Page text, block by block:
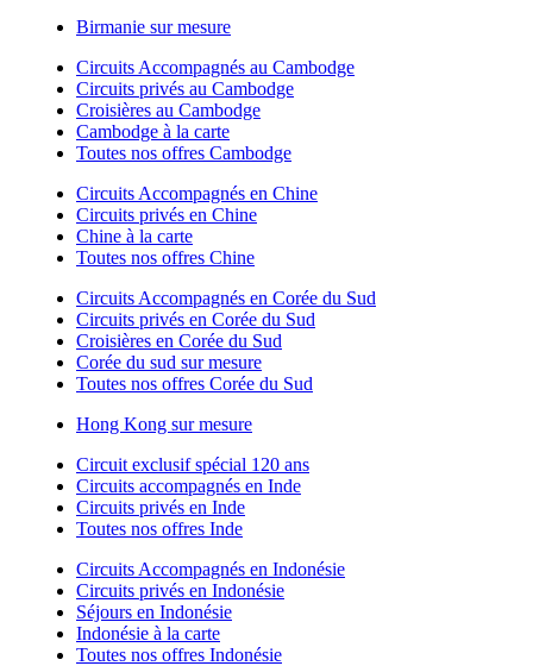
Birmanie sur mesure
Circuits Accompagnés au Cambodge
Circuits privés au Cambodge
Croisières au Cambodge
Cambodge à la carte
Toutes nos offres Cambodge
Circuits Accompagnés en Chine
Circuits privés en Chine
Chine à la carte
Toutes nos offres Chine
Circuits Accompagnés en Corée du Sud
Circuits privés en Corée du Sud
Croisières en Corée du Sud
Corée du sud sur mesure
Toutes nos offres Corée du Sud
Hong Kong sur mesure
Circuit exclusif spécial 120 ans
Circuits accompagnés en Inde
Circuits privés en Inde
Toutes nos offres Inde
Circuits Accompagnés en Indonésie
Circuits privés en Indonésie
Séjours en Indonésie
Indonésie à la carte
Toutes nos offres Indonésie